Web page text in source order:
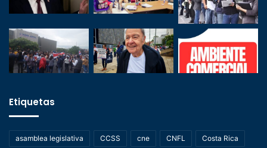
Etiquetas
asamblea legislativa CCSS cne CNFL Costa Rica